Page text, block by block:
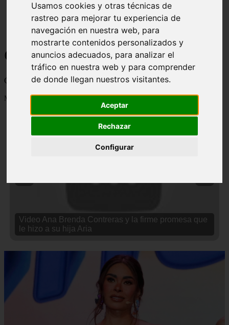
Usamos cookies y otras técnicas de
rastreo para mejorar tu experiencia de
navegación en nuestra web, para
mostrarte contenidos personalizados y
anuncios adecuados, para analizar el
tráfico en nuestra web y para comprender
de donde llegan nuestros visitantes.
Aceptar
Rechazar
Configurar
Curiosidades y Sabias que
Cosas curiosas, curiosidades, noticias impactantes y mucho mas
Mostrando 1 - 24 de 2834 artículos
Video Ana Brenda Contreras y la firme promesa que
le hizo a su hija Aria